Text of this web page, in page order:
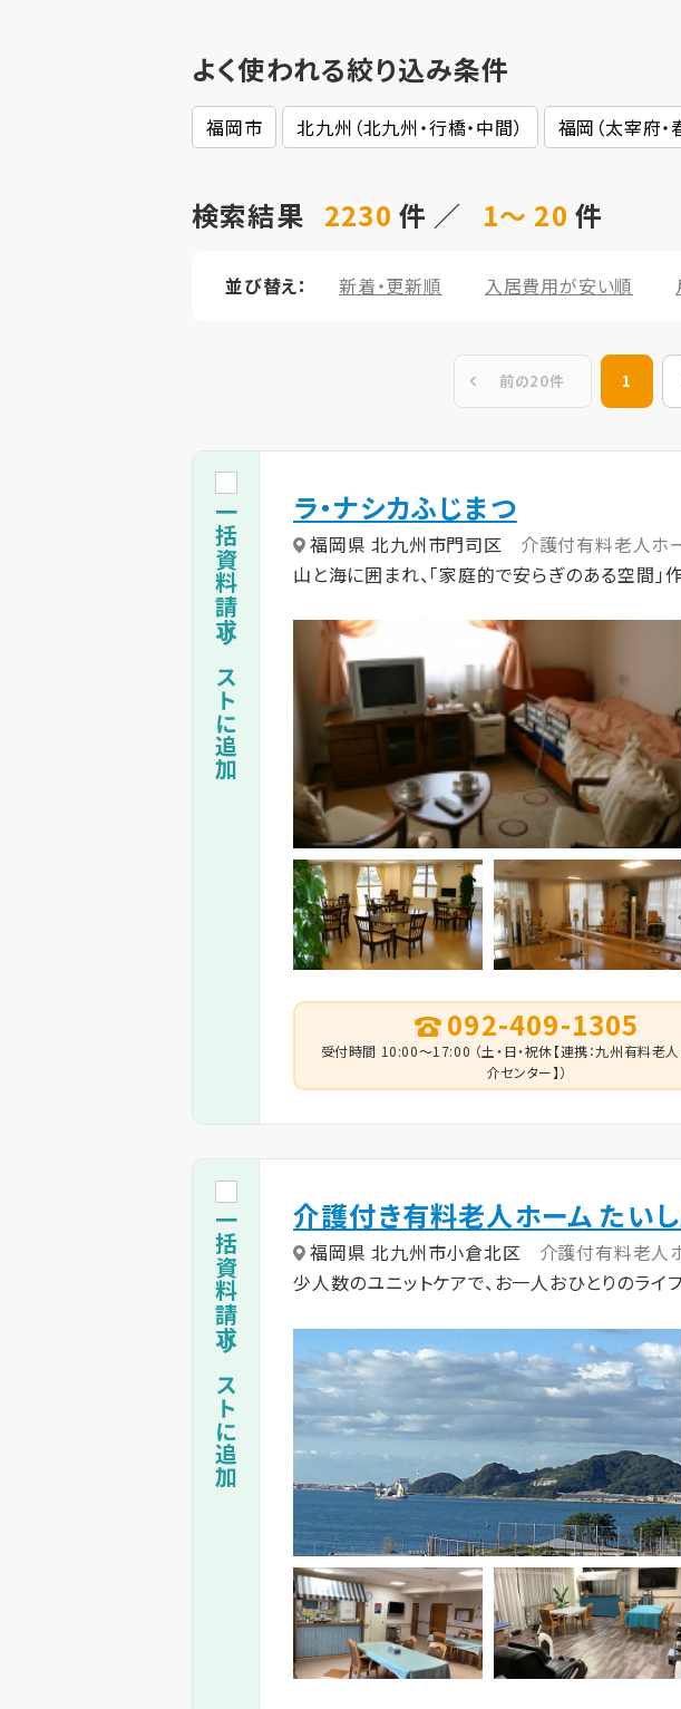
よく使われる絞り込み条件
福岡市 北九州（北九州・行橋・中間） 福岡（太宰府・
検索結果 2230件 ／ 1～ 20件
並び替え： 新着・更新順 入居費用が安い順
前の20件 1
ラ・ナシカふじまつ
福岡県 北九州市門司区
介護付有料老人ホ
山と海に囲まれ、「家庭的で安らぎのある空間」
092-409-1305
受付時間 10:00～17:00 （土・日・祝休【連携：九州有料老
介センター】）
一括資料請求リストに追加
介護付き有料老人ホーム た
福岡県 北九州市小倉北区
介護付有料老人
少人数のユニットケアで、お一人おひとりのライ
一括資料請求リストに追加